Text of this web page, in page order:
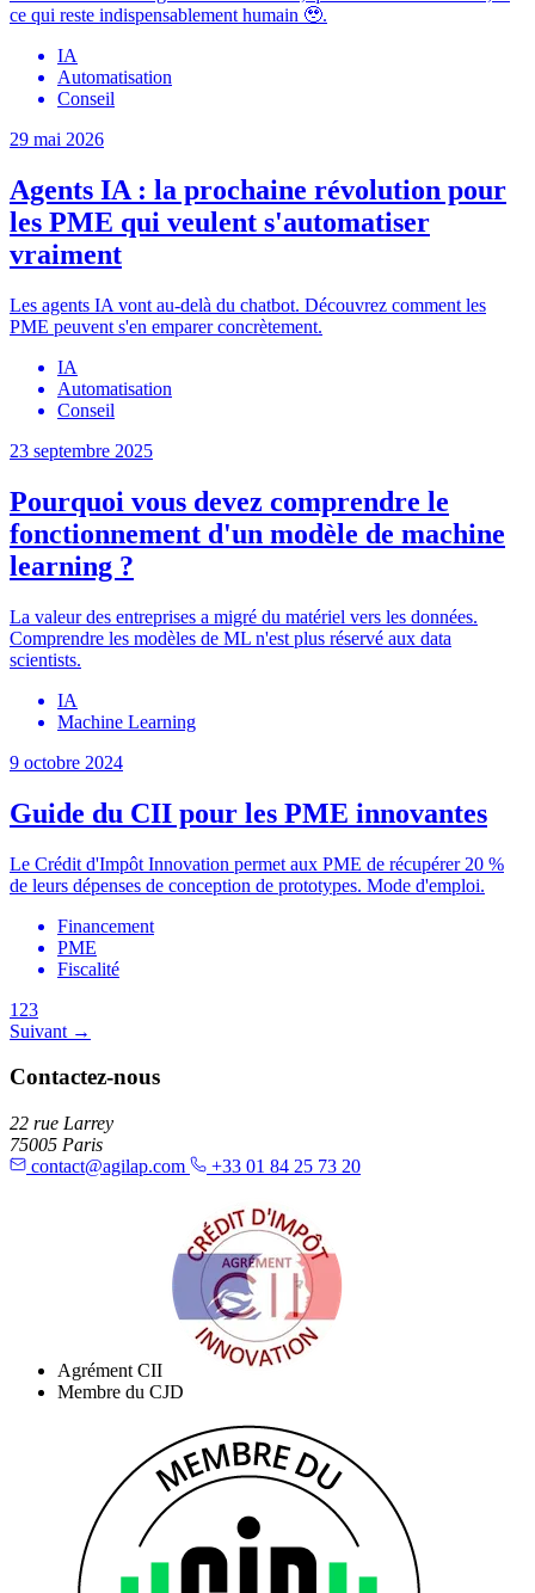
ce qui reste indispensablement humain 🥹.
IA
Automatisation
Conseil
29 mai 2026
Agents IA : la prochaine révolution pour
les PME qui veulent s'automatiser
vraiment
Les agents IA vont au-delà du chatbot. Découvrez comment les
PME peuvent s'en emparer concrètement.
IA
Automatisation
Conseil
23 septembre 2025
Pourquoi vous devez comprendre le
fonctionnement d'un modèle de machine
learning ?
La valeur des entreprises a migré du matériel vers les données.
Comprendre les modèles de ML n'est plus réservé aux data
scientists.
IA
Machine Learning
9 octobre 2024
Guide du CII pour les PME innovantes
Le Crédit d'Impôt Innovation permet aux PME de récupérer 20 %
de leurs dépenses de conception de prototypes. Mode d'emploi.
Financement
PME
Fiscalité
1 23
Suivant →
Contactez-nous
22 rue Larrey
75005 Paris
contact@agilap.com
+33 01 84 25 73 20
Agrément CII
Membre du CJD